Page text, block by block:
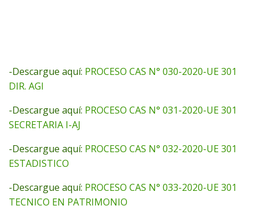
-Descargue aquí: PROCESO CAS N° 030-2020-UE 301
DIR. AGI
-Descargue aquí: PROCESO CAS N° 031-2020-UE 301
SECRETARIA I-AJ
-Descargue aquí: PROCESO CAS N° 032-2020-UE 301
ESTADISTICO
-Descargue aquí: PROCESO CAS N° 033-2020-UE 301
TECNICO EN PATRIMONIO